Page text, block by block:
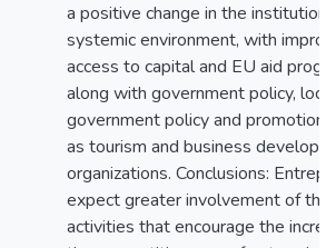
a positive change in the
systemic environment, with
access to capital and EU aid
along with government policy, local
government policy and promotion,
as tourism and business
organizations. Conclusions:
expect greater involvement of the
activities that encourage the